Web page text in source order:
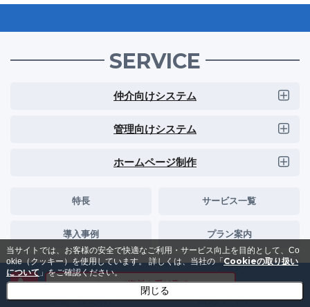
メールで資料を受け取る
SERVICE
仲介向けシステム
管理向けシステム
ホームページ制作
特長 サービス一覧
導入事例 プラン案内
ニュース ブログ
開業・独立向け 販売パートナー
当サイトでは、お客様の安全で快適なご利用・サービス向上を目的として、Co
okie（クッキー）を使用しています。詳しくは、当社の「Cookieの取り扱い
について 」をご確認ください。
閉じる